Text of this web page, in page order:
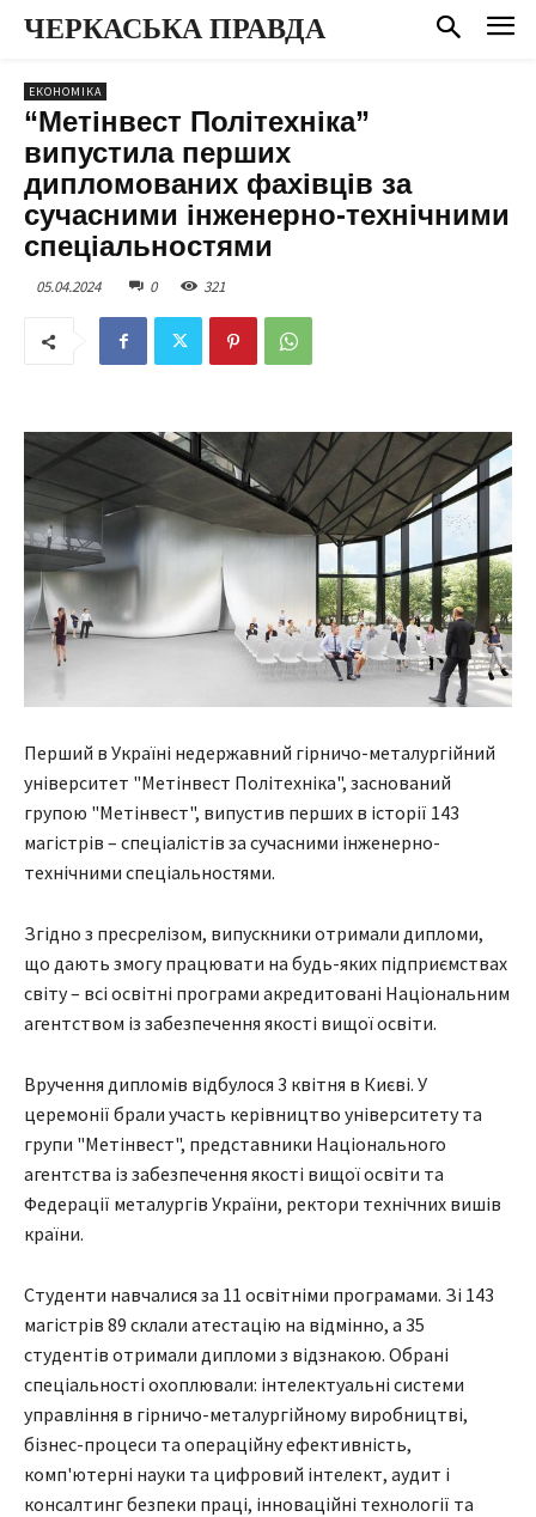
ЧЕРКАСЬКА ПРАВДА
ЕКОНОМІКА
“Метінвест Політехніка”
випустила перших
дипломованих фахівців за
сучасними інженерно-технічними
спеціальностями
05.04.2024 0 321
Перший в Україні недержавний гірничо-металургійний
університет "Метінвест Політехніка", заснований
групою "Метінвест", випустив перших в історії 143
магістрів – спеціалістів за сучасними інженерно-
технічними спеціальностями.
Згідно з пресрелізом, випускники отримали дипломи,
що дають змогу працювати на будь-яких підприємствах
світу – всі освітні програми акредитовані Національним
агентством із забезпечення якості вищої освіти.
Вручення дипломів відбулося 3 квітня в Києві. У
церемонії брали участь керівництво університету та
групи "Метінвест", представники Національного
агентства із забезпечення якості вищої освіти та
Федерації металургів України, ректори технічних вишів
країни.
Студенти навчалися за 11 освітніми програмами. Зі 143
магістрів 89 склали атестацію на відмінно, а 35
студентів отримали дипломи з відзнакою. Обрані
спеціальності охоплювали: інтелектуальні системи
управління в гірничо-металургійному виробництві,
бізнес-процеси та операційну ефективність,
комп'ютерні науки та цифровий інтелект, аудит і
консалтинг безпеки праці, інноваційні технології та